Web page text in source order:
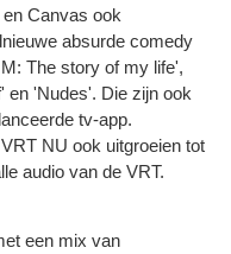
Canvas ook
absurde comedy
The story of my life',
en 'Nudes'. Die zijn ook
tv-app.
NU ook uitgroeien tot
audio van de VRT.
een mix van